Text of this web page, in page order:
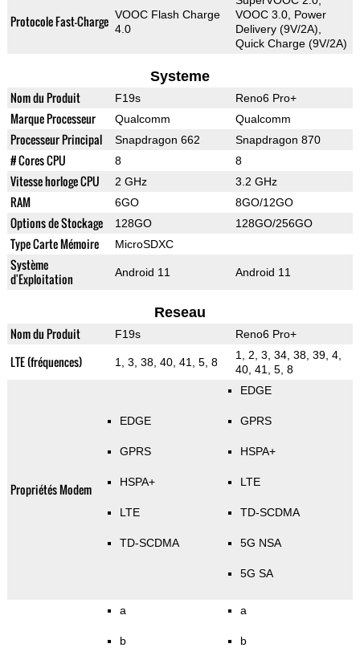
Protocole Fast-Charge VOOC Flash Charge
4.0
VOOC 3.0, Power
Delivery (9V/2A),
Quick Charge (9V/2A)
Systeme
Nom du Produit F19s Reno6 Pro+
Marque Processeur Qualcomm Qualcomm
Processeur Principal Snapdragon 662 Snapdragon 870
# Cores CPU 8 8
Vitesse horloge CPU 2 GHz 3.2 GHz
RAM 6GO 8GO/12GO
Options de Stockage 128GO 128GO/256GO
Type Carte Mémoire MicroSDXC
Système
d'Exploitation
Android 11 Android 11
Reseau
Nom du Produit F19s Reno6 Pro+
LTE (fréquences) 1, 3, 38, 40, 41, 5, 8
1, 2, 3, 34, 38, 39, 4,
40, 41, 5, 8
Propriétés Modem
EDGE
GPRS
HSPA+
LTE
TD-SCDMA
EDGE
GPRS
HSPA+
LTE
TD-SCDMA
5G NSA
5G SA
a
b
a
b